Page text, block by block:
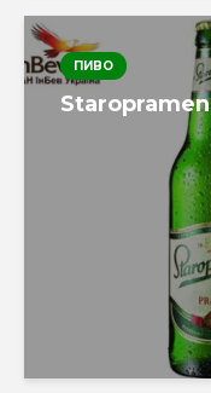
ПИВО
Staropramen